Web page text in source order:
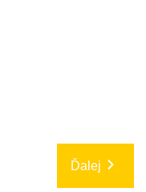
Ďalej